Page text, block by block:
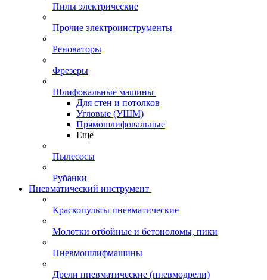
Пилы электрические
Прочие электроинструменты
Реноваторы
Фрезеры
Шлифовальные машины
Для стен и потолков
Угловые (УШМ)
Прямошлифовальные
Еще
Пылесосы
Рубанки
Пневматический инструмент
Краскопульты пневматические
Молотки отбойные и бетоноломы, пики
Пневмошлифмашины
Дрели пневматические (пневмодрели)